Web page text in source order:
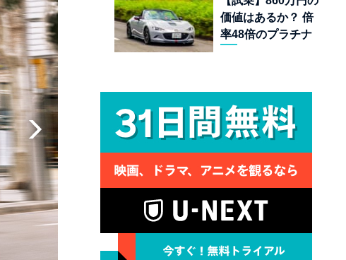
ツセダン
価値はあるか？ 倍
率48倍のプラチナ
12R」が魅せる究
極の人馬一体